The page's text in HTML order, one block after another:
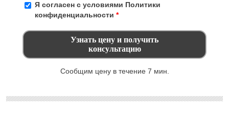
Я согласен с условиями Политики
конфиденциальности *
Сообщим цену в течение 7 мин.